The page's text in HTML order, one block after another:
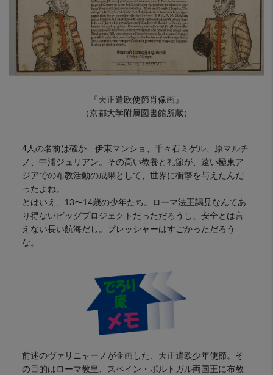
『天正遣欧使節肖像画』
（京都大学附属図書館所蔵）
4人の名前は確か…伊東マンショ、千々石ミゲル、原マルチ
ノ、中浦ジュリアン。その高い教養と礼節が、遠い極東ア
ジアでの布教活動の成果として、世界に衝撃を与えたんだ
ったよね。
とはいえ、13〜14歳の少年たち。ローマ法王謁見なんてあ
り得ないビッグプロジェクトだっただろうし、安全とは言
えない長い航海だし。プレッシャーはすごかっただろう
な。
前述のヴァリニャーノが企画した、天正遣欧少年使節。そ
の目的はローマ教皇、スペイン・ポルトガル両国王に布教